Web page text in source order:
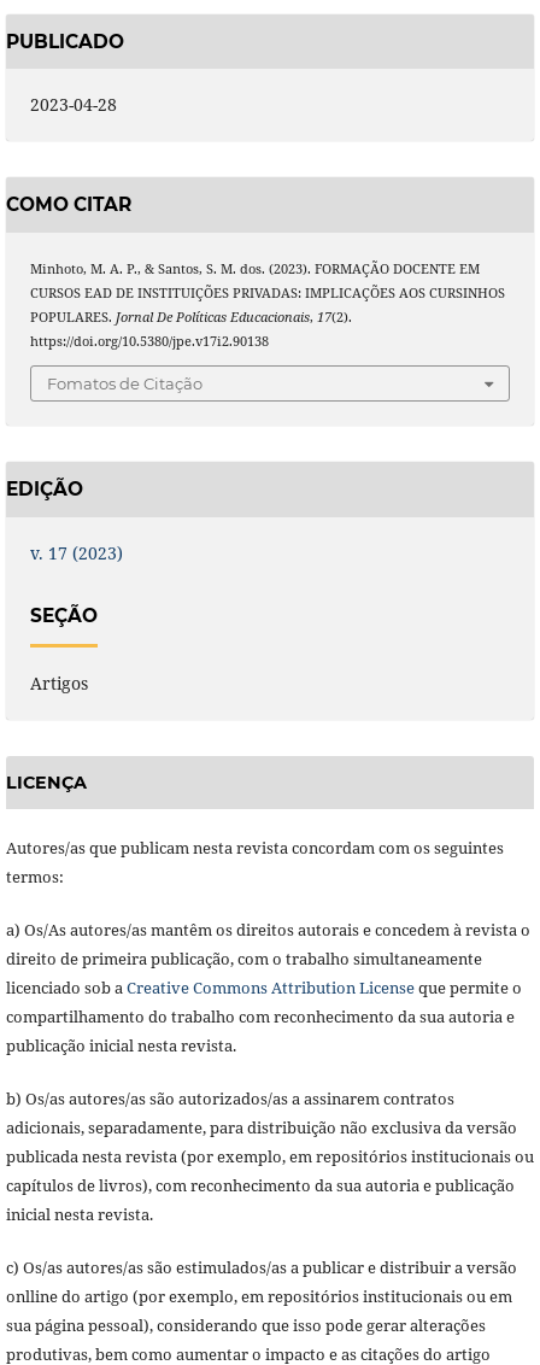
PUBLICADO
2023-04-28
COMO CITAR
Minhoto, M. A. P., & Santos, S. M. dos. (2023). FORMAÇÃO DOCENTE EM
CURSOS EAD DE INSTITUIÇÕES PRIVADAS: IMPLICAÇÕES AOS CURSINHOS
POPULARES. Jornal De Políticas Educacionais, 17(2).
https://doi.org/10.5380/jpe.v17i2.90138
Fomatos de Citação
EDIÇÃO
v. 17 (2023)
SEÇÃO
Artigos
LICENÇA
Autores/as que publicam nesta revista concordam com os seguintes
termos:
a) Os/As autores/as mantêm os direitos autorais e concedem à revista o
direito de primeira publicação, com o trabalho simultaneamente
licenciado sob aCreative Commons Attribution Licenseque permite o
compartilhamento do trabalho com reconhecimento da sua autoria e
publicação inicial nesta revista.
b) Os/as autores/as são autorizados/as a assinarem contratos
adicionais, separadamente, para distribuição não exclusiva da versão
publicada nesta revista (por exemplo, em repositórios institucionais ou
capítulos de livros), com reconhecimento da sua autoria e publicação
inicial nesta revista.
c) Os/as autores/as são estimulados/as a publicar e distribuir a versão
onlline do artigo (por exemplo, em repositórios institucionais ou em
sua página pessoal), considerando que isso pode gerar alterações
produtivas, bem como aumentar o impacto e as citações do artigo